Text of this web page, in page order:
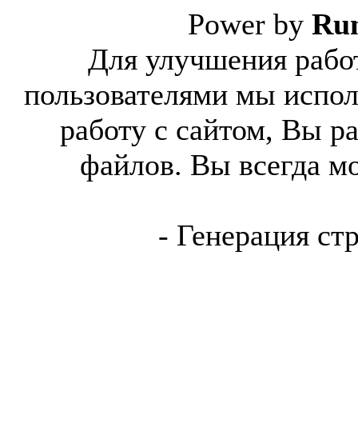
Power by
Для улучшения
пользователями мы
работу с сайтом, Вы
файлов. Вы всегда
- Генерация